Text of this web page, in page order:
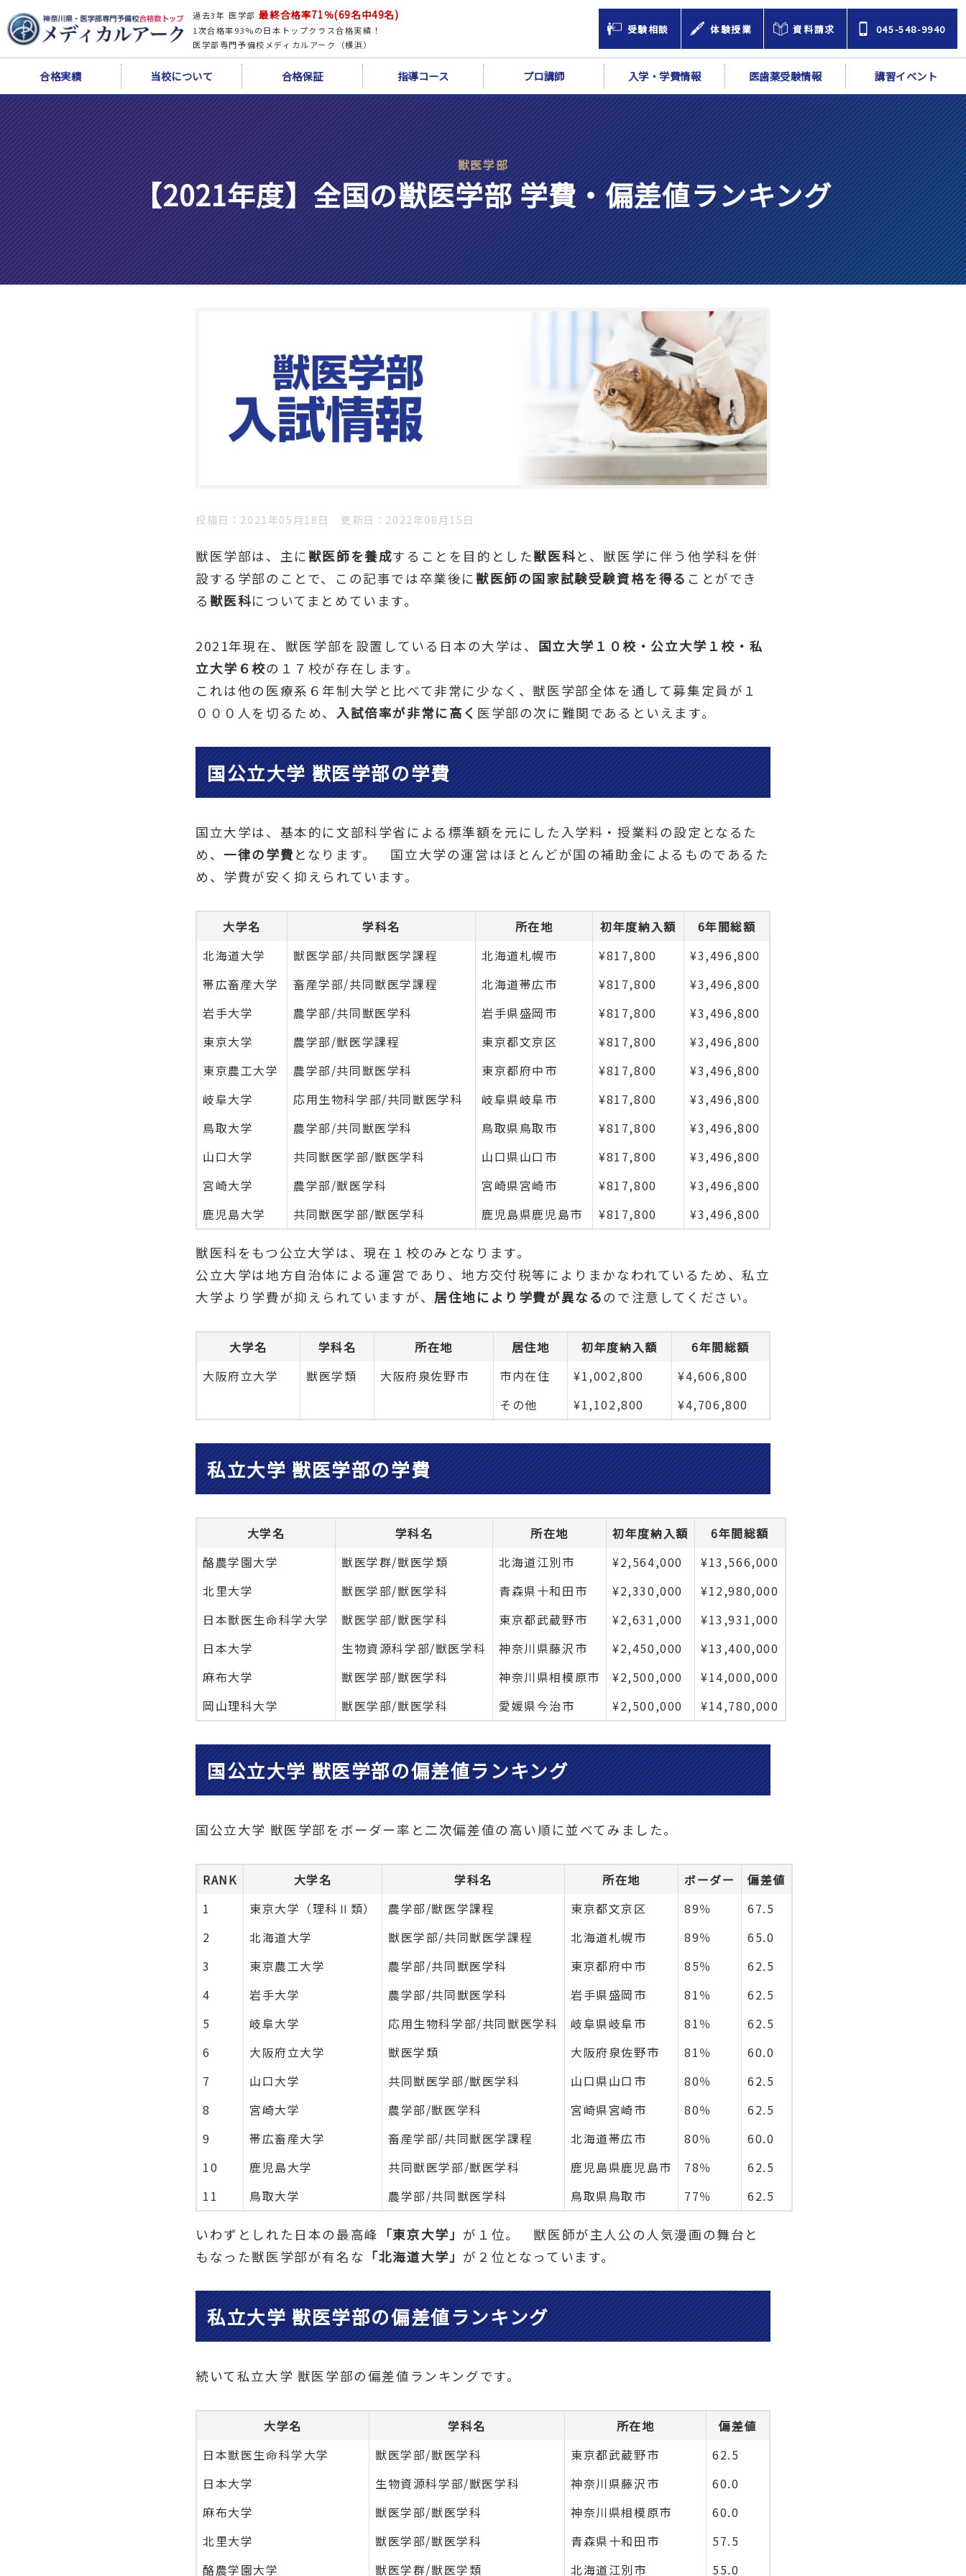
過去3年 医学部最終合格率71％(69名中49名)
1次合格率93%の日本トップクラス合格実績！
医学部専門予備校メディカルアーク（横浜）
受験相談 体験授業 資料請求 045-548-9940
合格実績 当校について 合格保証 指導コース プロ講師 入学・学費情報 医歯薬受験情報 講習イベント
獣医学部
【2021年度】全国の獣医学部 学費・偏差値ランキング
投稿日 2021年05月18日 更新日 2022年08月15日
獣医学部は、主に獣医師を養成することを目的とした獣医科と、獣医学に伴う他学科を併
設する学部のことで、この記事では卒業後に獣医師の国家試験受験資格を得る ことができ
る 獣医科についてまとめています。
2021年現在、獣医学部を設置している日本の大学は、 国立大学１０校・公立大学１校・私
立大学６校の１７校が存在します。
これは他の医療系６年制大学と比べて非常に少なく、獣医学部全体を通して募集定員が１
０００人を切るため、 入試倍率が非常に高く 医学部の次に難関であるといえます。
国公立大学 獣医学部の学費
国立大学は、基本的に文部科学省による標準額を元にした入学料・授業料の設定となるた
め、 一律の学費となります。 国立大学の運営はほとんどが国の補助金によるものであるた
め、学費が安く抑えられています。
大学名 学科名 所在地 初年度納入額
6年間総額
北海道大学
獣医学部/共同獣医学課程 北海道札幌市 ¥817,800
¥3,496,800
帯広畜産大学
畜産学部/共同獣医学課程 北海道帯広市 ¥817,800
¥3,496,800
岩手大学
農学部/共同獣医学科 岩手県盛岡市 ¥817,800
¥3,496,800
東京大学
農学部/獣医学課程 東京都文京区 ¥817,800
¥3,496,800
東京農工大学
農学部/共同獣医学科 東京都府中市 ¥817,800
¥3,496,800
岐阜大学
応用生物科学部/共同獣医学科 岐阜県岐阜市 ¥817,800
¥3,496,800
鳥取大学
農学部/共同獣医学科 鳥取県鳥取市 ¥817,800
¥3,496,800
山口大学
共同獣医学部/獣医学科 山口県山口市 ¥817,800
¥3,496,800
宮崎大学
農学部/獣医学科 宮崎県宮崎市 ¥817,800
¥3,496,800
鹿児島大学
共同獣医学部/獣医学科 鹿児島県鹿児島市 ¥817,800 ¥3,496,800
獣医科をもつ公立大学は、現在１校のみとなります。
公立大学は地方自治体による運営であり、地方交付税等によりまかなわれているため、私立
大学より学費が抑えられていますが、 居住地により学費が異なるので注意してください。
大学名 学科名 所在地 居住地 初年度納入額
6年間総額
大阪府立大学
獣医学類 大阪府泉佐野市 市内在住 ¥1,002,800
¥4,606,800
その他
¥1,102,800 ¥4,706,800
私立大学 獣医学部の学費
大学名 学科名 所在地 初年度納入額
6年間総額
酪農学園大学
獣医学群/獣医学類 北海道江別市 ¥2,564,000
¥13,566,000
北里大学
獣医学部/獣医学科 青森県十和田市 ¥2,330,000
¥12,980,000
日本獣医生命科学大学
獣医学部/獣医学科 東京都武蔵野市 ¥2,631,000
¥13,931,000
日本大学
生物資源科学部/獣医学科 神奈川県藤沢市 ¥2,450,000
¥13,400,000
麻布大学
獣医学部/獣医学科 神奈川県相模原市 ¥2,500,000
¥14,000,000
岡山理科大学
獣医学部/獣医学科 愛媛県今治市 ¥2,500,000 ¥14,780,000
国公立大学 獣医学部の偏差値ランキング
国公立大学 獣医学部をボーダー率と二次偏差値の高い順に並べてみました。
RANK 大学名 学科名 所在地 ボーダー
偏差値
1
東京大学（理科Ⅱ類） 農学部/獣医学課程 東京都文京区 89％
67.5
2
北海道大学 獣医学部/共同獣医学課程 北海道札幌市 89％
65.0
3
東京農工大学 農学部/共同獣医学科 東京都府中市 85％
62.5
4
岩手大学 農学部/共同獣医学科 岩手県盛岡市 81％
62.5
5
岐阜大学 応用生物科学部/共同獣医学科 岐阜県岐阜市 81％
62.5
6
大阪府立大学 獣医学類 大阪府泉佐野市 81％
60.0
7
山口大学 共同獣医学部/獣医学科 山口県山口市 80％
62.5
8
宮崎大学 農学部/獣医学科 宮崎県宮崎市 80％
62.5
9
帯広畜産大学 畜産学部/共同獣医学課程 北海道帯広市 80％
60.0
10
鹿児島大学 共同獣医学部/獣医学科 鹿児島県鹿児島市 78％
62.5
11
鳥取大学 農学部/共同獣医学科 鳥取県鳥取市 77％ 62.5
いわずとしれた日本の最高峰 「東京大学」 が１位。 獣医師が主人公の人気漫画の舞台と
もなった獣医学部が有名な 「北海道大学」 が２位となっています。
私立大学 獣医学部の偏差値ランキング
続いて私立大学 獣医学部の偏差値ランキングです。
大学名 学科名 所在地
偏差値
日本獣医生命科学大学
獣医学部/獣医学科 東京都武蔵野市
62.5
日本大学
生物資源科学部/獣医学科 神奈川県藤沢市
60.0
麻布大学
獣医学部/獣医学科 神奈川県相模原市
60.0
北里大学
獣医学部/獣医学科 青森県十和田市
57.5
酪農学園大学
獣医学群/獣医学類 北海道江別市 55.0